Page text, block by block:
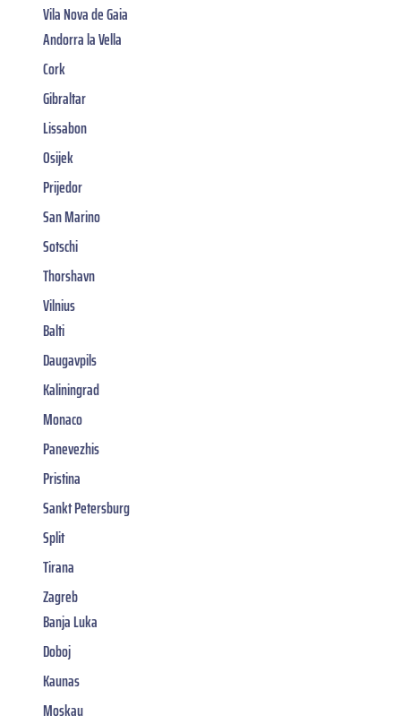
Vila Nova de Gaia
Andorra la Vella
Cork
Gibraltar
Lissabon
Osijek
Prijedor
San Marino
Sotschi
Thorshavn
Vilnius
Balti
Daugavpils
Kaliningrad
Monaco
Panevezhis
Pristina
Sankt Petersburg
Split
Tirana
Zagreb
Banja Luka
Doboj
Kaunas
Moskau